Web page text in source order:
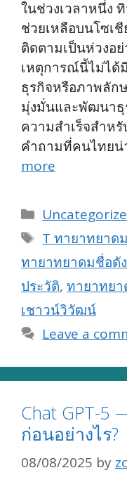
ในช่วงเวลาหนึ่ง
ช่วยเหลือบนโซเ
ติดตามเป็นห่วงอ
เหตุการณ์นี้ไม่ได้
ธุรกิจหรือภาพลัก
มุ่งมั่นและพัฒนาธุ
ความสำเร็จสำห
คำถามที่คนไทยน่
more
Categories
Tags
T ทายาทยาด
ทายาทยาดมชื่อดั
ประวัติ, ทายาทย
เชาวน์วิวัฒน์
Leave a
Chat GPT-5
ก่อนอย่างไร?
08/08/2025 by